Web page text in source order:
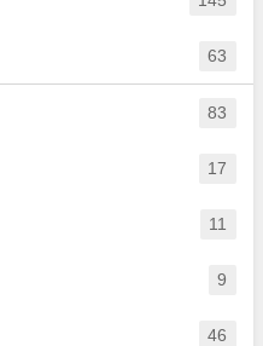
63
83
17
11
9
46